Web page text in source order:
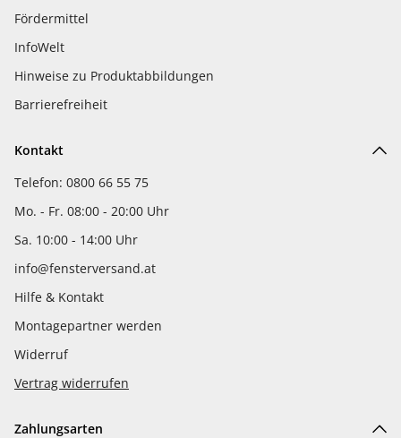
Fördermittel
InfoWelt
Hinweise zu Produktabbildungen
Barrierefreiheit
Kontakt
Telefon: 0800 66 55 75
Mo. - Fr. 08:00 - 20:00 Uhr
Sa. 10:00 - 14:00 Uhr
info@fensterversand.at
Hilfe & Kontakt
Montagepartner werden
Widerruf
Vertrag widerrufen
Zahlungsarten